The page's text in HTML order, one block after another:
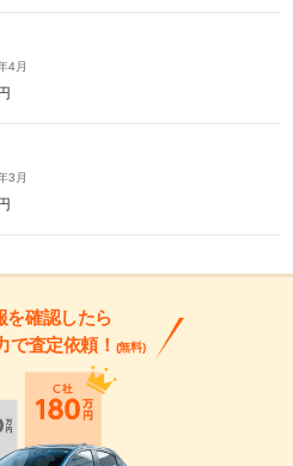
4月
3月
を確認したら
で査定依頼！ (無料)